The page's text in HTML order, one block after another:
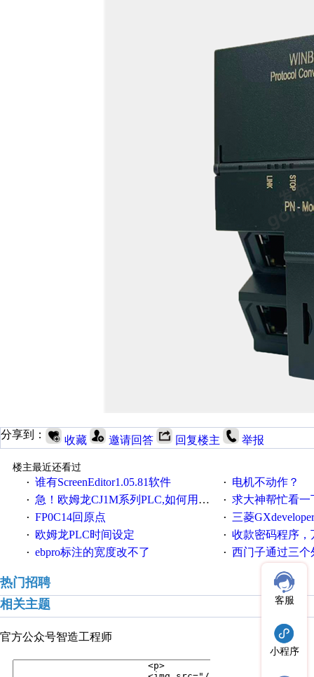
分享到： 收藏 邀请回答 回复楼主 举报
楼主最近还看过
· 谁有ScreenEditor1.05.81软件 · 电机不动作？
· 急！欧姆龙CJ1M系列PLC,如何用时间控制变频器。要求时间在组态王中可以自由输入！拜托各位大神了！ · 求大神帮忙看一
· FP0C14回原点 · 三菱
· 欧姆龙PLC时间设定 · 收款密码程序
· ebpro标注的宽度改不了 · 西门子通过三个外
热门招聘
相关主题
官方公众号智造工程师
客服
小程序